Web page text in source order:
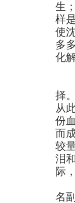
生；
样
使
多
化
夺
择
从
份
而
较
泪
际
为
名